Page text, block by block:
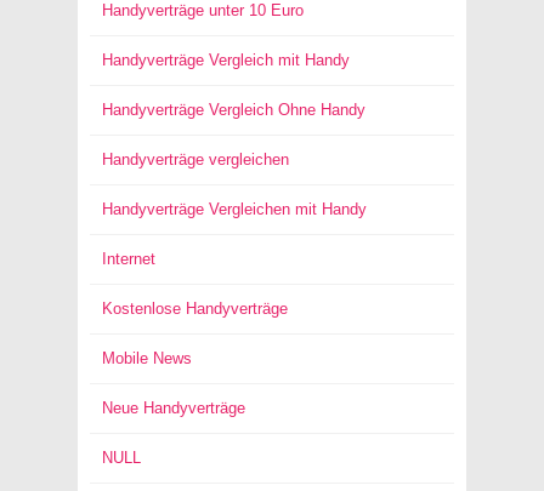
Handyverträge unter 10 Euro
Handyverträge Vergleich mit Handy
Handyverträge Vergleich Ohne Handy
Handyverträge vergleichen
Handyverträge Vergleichen mit Handy
Internet
Kostenlose Handyverträge
Mobile News
Neue Handyverträge
NULL